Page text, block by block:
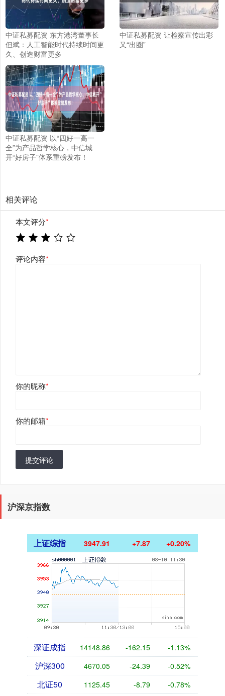
中证私募配资 东方港湾董事长
但斌：人工智能时代持续时间更
久、创造财富更多
中证私募配资 让检察宣传出彩
又“出圈”
中证私募配资 以“四好一高一
全”为产品哲学核心，中信城
开“好房子”体系重磅发布！
相关评论
本文评分*
评论内容*
你的昵称*
你的邮箱*
提交评论
沪深京指数
上证综指 3947.91 +7.87 +0.20%
深证成指 14148.86 -162.15 -1.13%
沪深300 4670.05 -24.39 -0.52%
北证50 1125.45 -8.79 -0.78%